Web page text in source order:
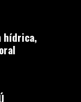
hídrica,